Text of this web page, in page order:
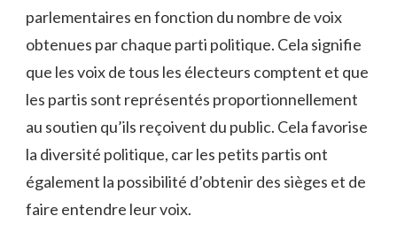
parlementaires ⁤en fonction⁤ du nombre de voix
obtenues ⁣par chaque ‍parti politique.⁣ Cela signifie
‍que⁤ les voix de tous les‍ électeurs comptent⁤ et que
‍les partis sont représentés proportionnellement
au soutien qu’ils ⁢reçoivent ⁢du ‍public.⁣ Cela⁢ favorise
la diversité politique, car les petits partis ont⁣
également ⁣la ‍possibilité d’obtenir des sièges⁣ et ⁣de
faire entendre ⁢leur voix.